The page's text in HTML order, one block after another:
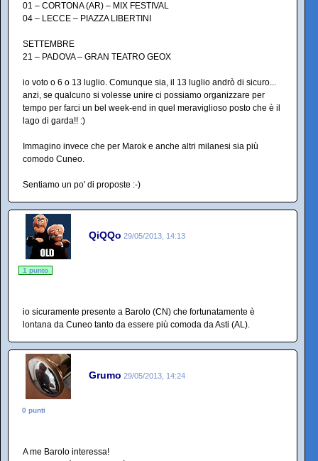
01 – CORTONA (AR) – MIX FESTIVAL
04 – LECCE – PIAZZA LIBERTINI
SETTEMBRE
21 – PADOVA – GRAN TEATRO GEOX
io voto o 6 o 13 luglio. Comunque sia, il 13 luglio andrò di sicuro...
anzi, se qualcuno si volesse unire ci possiamo organizzare per
tempo per farci un bel week-end in quel meraviglioso posto che è il
lago di garda!! :)
Immagino invece che per Marok e anche altri milanesi sia più
comodo Cuneo.
Sentiamo un po' di proposte :-)
QiQQo 29/05/2013, 14:13
1 punto
io sicuramente presente a Barolo (CN) che fortunatamente è
lontana da Cuneo tanto da essere più comoda da Asti (AL).
Grumo 29/05/2013, 14:24
0 punti
A me Barolo interessa!